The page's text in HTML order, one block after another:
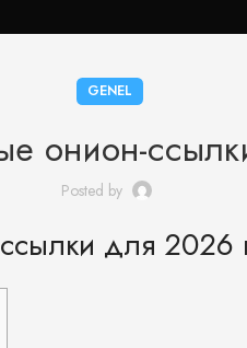
GENEL
онион-
Posted by
для 2026